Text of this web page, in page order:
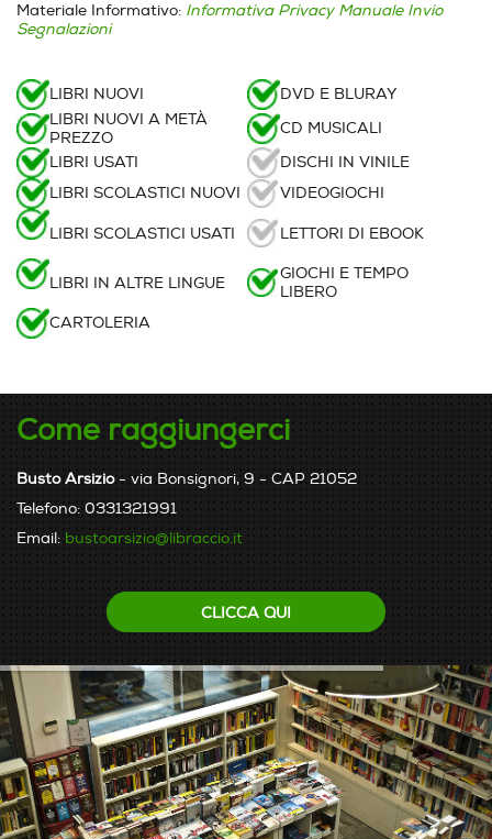
Materiale Informativo: Informativa Privacy Manuale Invio
Segnalazioni
LIBRI NUOVI
DVD E BLURAY
LIBRI NUOVI A METÀ
PREZZO
CD MUSICALI
LIBRI USATI
DISCHI IN VINILE
LIBRI SCOLASTICI NUOVI
VIDEOGIOCHI
LIBRI SCOLASTICI USATI LETTORI DI EBOOK
LIBRI IN ALTRE LINGUE
GIOCHI E TEMPO
LIBERO
CARTOLERIA
Come raggiungerci
Busto Arsizio- via Bonsignori, 9 - CAP 21052
Telefono: 0331321991
Email: bustoarsizio@libraccio.it
CLICCA QUI